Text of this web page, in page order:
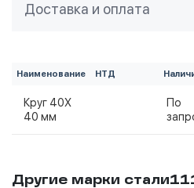
Доставка и оплата
Наименование НТД
Круг 40Х
40 мм
По
Другие марки